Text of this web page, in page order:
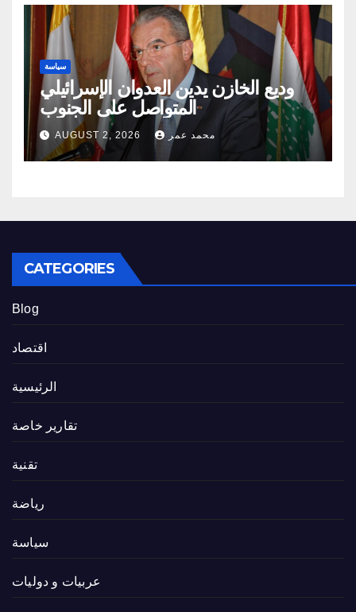
سياسة
وديع الخازن يدين العدوان الإسرائيلي
المتواصل على الجنوب
AUGUST 2, 2026 محمد عمر
CATEGORIES
Blog
اقتصاد
الرئيسية
تقارير خاصة
تقنية
رياضة
سياسة
عربيات و دوليات